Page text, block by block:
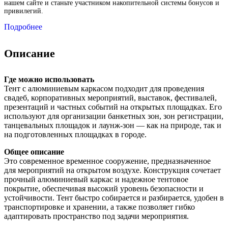
нашем сайте и станьте участником накопительной системы бонусов и
привилегий.
Подробнее
Описание
Где можно использовать
Тент с алюминиевым каркасом подходит для проведения
свадеб, корпоративных мероприятий, выставок, фестивалей,
презентаций и частных событий на открытых площадках. Его
используют для организации банкетных зон, зон регистрации,
танцевальных площадок и лаунж-зон — как на природе, так и
на подготовленных площадках в городе.
Общее описание
Это современное временное сооружение, предназначенное
для мероприятий на открытом воздухе. Конструкция сочетает
прочный алюминиевый каркас и надежное тентовое
покрытие, обеспечивая высокий уровень безопасности и
устойчивости. Тент быстро собирается и разбирается, удобен в
транспортировке и хранении, а также позволяет гибко
адаптировать пространство под задачи мероприятия.